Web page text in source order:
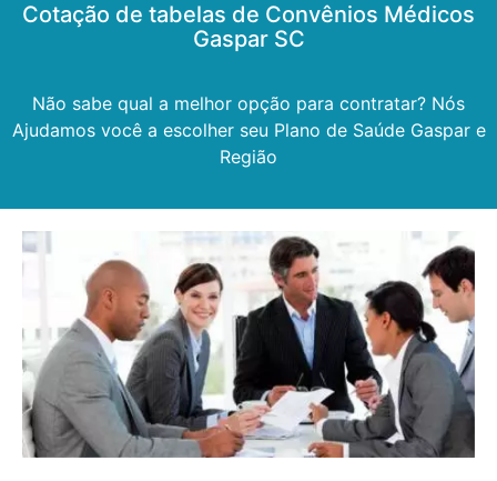
Cotação de tabelas de Convênios Médicos
Gaspar SC
Não sabe qual a melhor opção para contratar? Nós
Ajudamos você a escolher seu Plano de Saúde Gaspar e
Região